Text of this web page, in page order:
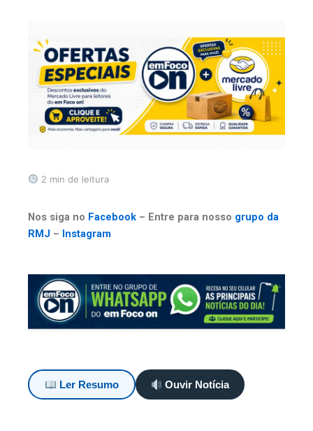
2 min de leitura
Nos siga no Facebook – Entre para nosso grupo da
RMJ – Instagram
Ler Resumo Ouvir Notícia